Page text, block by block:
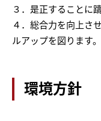
３．是正することに
４．総合力を向上さ
ルアップを図ります。
環境方針